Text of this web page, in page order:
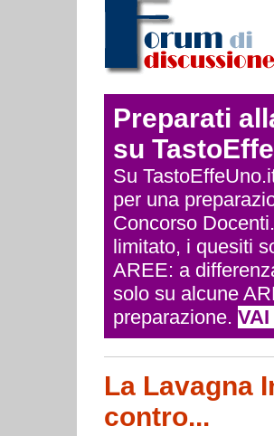
Preparati
su
Su
per una
Concorso
limitato, i quesiti
AREE: a
solo su alcune
preparazione.
La Lavagna
contro...